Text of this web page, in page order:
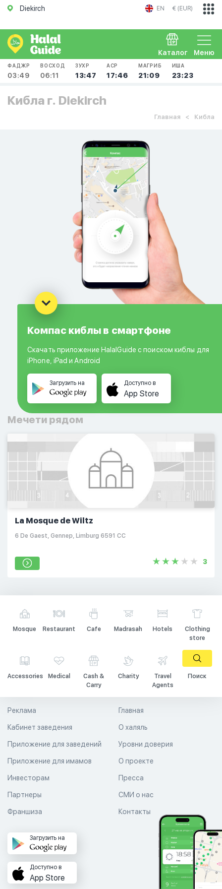
Diekirch EN € (EUR)
Меню
Каталог
ФАДЖР
03:49
ВОСХОД
06:11
ЗУХР
13:47
АСР
17:46
МАГРИБ
21:09
ИША
23:23
Кибла г. Diekirch
Главная Кибла
Компас киблы в смартфоне
Скачать приложение HalalGuide с поиском киблы для
iPhone, iPad и Android
Загрузить на Доступно в
App Store
Мечети рядом
La Mosque de Wiltz
6 De Gaest, Gennep, Limburg 6591 CC
3
Mosque Restaurant Cafe Madrasah Hotels
Clothing
store
Accessories Medical
Cash &
Carry
Charity
Travel
Agents
Поиск
Главная
О халяль
Уровни доверия
Реклама
Кабинет заведения
Приложение для заведений
Приложение для имамов О проекте
Пресса
СМИ о нас
Контакты
Инвесторам
Партнеры
Франшиза
Загрузить на
Доступно в
App Store